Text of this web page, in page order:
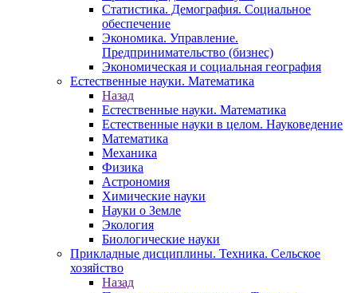
Статистика. Демография. Социальное
обеспечение
Экономика. Управление.
Предпринимательство (бизнес)
Экономическая и социальная география
Естественные науки. Математика
Назад
Естественные науки. Математика
Естественные науки в целом. Науковедение
Математика
Механика
Физика
Астрономия
Химические науки
Науки о Земле
Экология
Биологические науки
Прикладные дисциплины. Техника. Сельское
хозяйство
Назад